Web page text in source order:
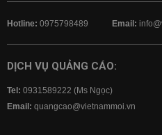
Hotline: 0975798489 Email:
DỊCH VỤ QUẢNG CÁO:
Tel: 0931589222 (Ms Ngọc)
Email: quangcao@vietnammoi.vn